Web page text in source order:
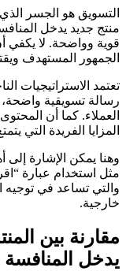
التسويق هو الجسر
منتج جديد يدخل
قوية وواضحة. لا يكفي
الجمهور المستهدف
تعتمد الاستراتيجيات
رسالة تسويقية واضحة،
العملاء. كما أن
المزايا الفريدة التي
وهنا يمكن الإشارة إلى
مثل استخدام عبارة
والتي تساعد في توجيه
خارجية.
مقارنة بين
يدخل المنافسة